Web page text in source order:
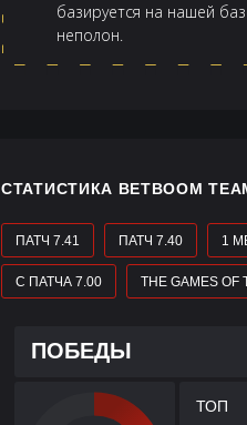
базируется на нашей
неполон.
СТАТИСТИКА BETBOOM
ПАТЧ 7.41 ПАТЧ 7.40 1
С ПАТЧА 7.00 THE GAMES OF
ПОБЕДЫ
ТОП